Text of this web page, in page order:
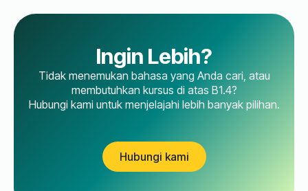
Ingin Lebih?
Tidak menemukan bahasa yang Anda cari, atau
membutuhkan kursus di atas B1.4?
Hubungi kami untuk menjelajahi lebih banyak pilihan.
Hubungi kami